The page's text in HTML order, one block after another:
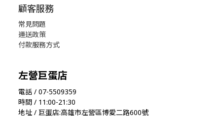
顧客服務
常見問題
運送政策
付款服務方式
左營巨蛋店
電話 / 07-5509359
時間 / 11:00-21:30
地址 / 巨蛋店:高雄市左營區博愛二路600號